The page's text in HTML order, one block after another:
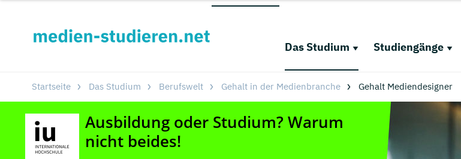
Das Studium Studiengänge
Startseite Das Studium Berufswelt Gehalt in der Medienbranche Gehalt Mediendesigner